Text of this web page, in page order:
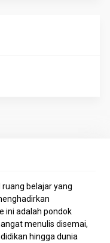
ruang belajar yang
ini adalah pondok
menulis disemai,
hingga dunia